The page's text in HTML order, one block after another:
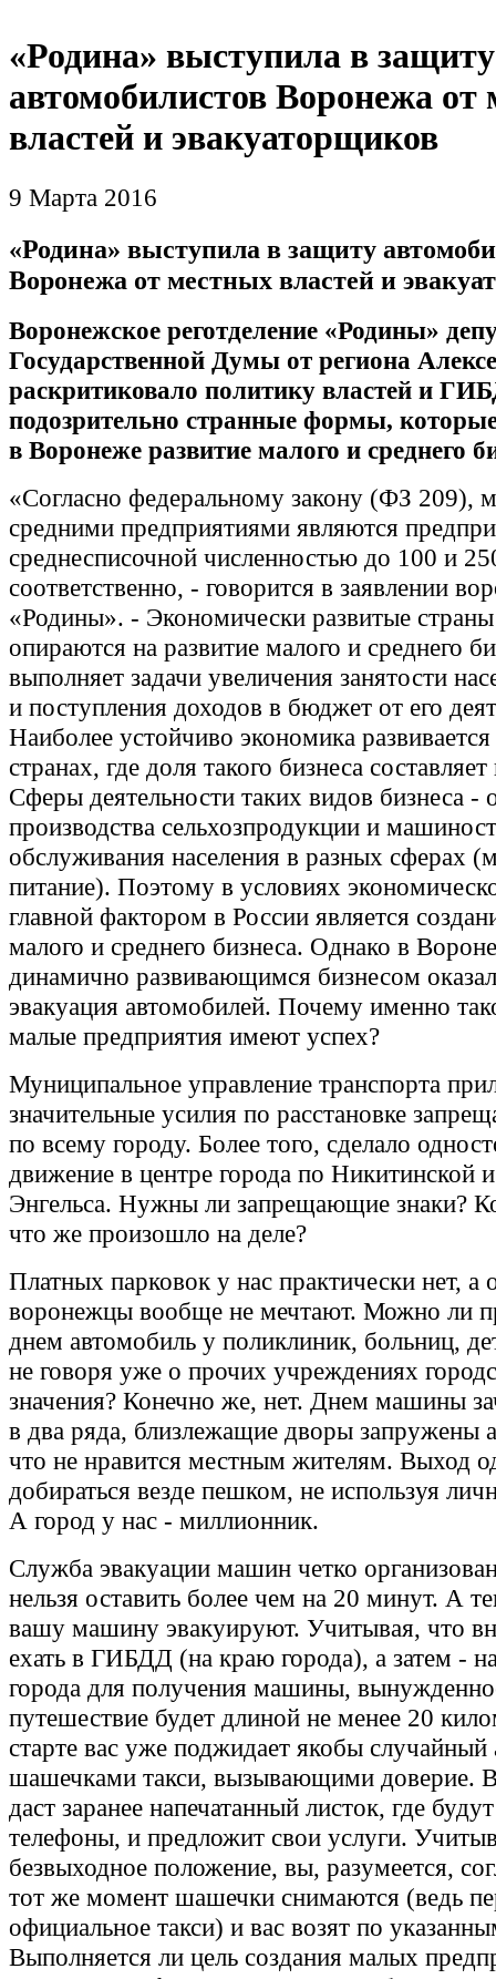
«Родина» выступила в защиту
автомобилистов Воронежа от
властей и эвакуаторщиков
9 Марта 2016
«Родина» выступила в защиту
Воронежа от местных властей и
Воронежское реготделение «Родины»
Государственной Думы от региона
раскритиковало политику властей и
подозрительно странные формы,
в Воронеже развитие малого и среднего
«Согласно федеральному закону (ФЗ 209),
средними предприятиями являются
среднесписочной численностью до 100 и
соответственно, - говорится в заявлении
«Родины». - Экономически развитые
опираются на развитие малого и среднего
выполняет задачи увеличения занятости
и поступления доходов в бюджет от его
Наиболее устойчиво экономика
странах, где доля такого бизнеса
Сферы деятельности таких видов бизнеса -
производства сельхозпродукции и
обслуживания населения в разных сферах
питание). Поэтому в условиях
главной фактором в России является
малого и среднего бизнеса. Однако в
динамично развивающимся бизнесом
эвакуация автомобилей. Почему именно
малые предприятия имеют успех?
Муниципальное управление транспорта
значительные усилия по расстановке
по всему городу. Более того, сделало
движение в центре города по Никитинской
Энгельса. Нужны ли запрещающие знаки?
что же произошло на деле?
Платных парковок у нас практически нет, а
воронежцы вообще не мечтают. Можно ли
днем автомобиль у поликлиник, больниц,
не говоря уже о прочих учреждениях
значения? Конечно же, нет. Днем машины
в два ряда, близлежащие дворы запружены
что не нравится местным жителям. Выход
добираться везде пешком, не используя
А город у нас - миллионник.
Служба эвакуации машин четко
нельзя оставить более чем на 20 минут. А
вашу машину эвакуируют. Учитывая, что
ехать в ГИБДД (на краю города), а затем -
города для получения машины,
путешествие будет длиной не менее 20
старте вас уже поджидает якобы случайный
шашечками такси, вызывающими доверие.
даст заранее напечатанный листок, где
телефоны, и предложит свои услуги.
безвыходное положение, вы, разумеется,
тот же момент шашечки снимаются (ведь
официальное такси) и вас возят по
Выполняется ли цель создания малых